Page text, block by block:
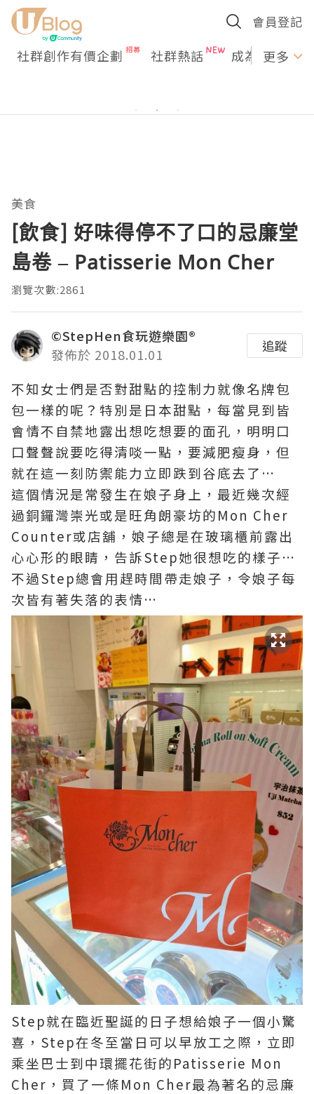
會員登記
社群創作有價企劃 社群熱話 成為U更多
美食
[飲食] 好味得停不了口的忌廉堂
島卷 – Patisserie Mon Cher
瀏覽次數:2861
©StepHen食玩遊樂園®
發佈於 2018.01.01
追蹤
不知女士們是否對甜點的控制力就像名牌包
包一樣的呢？特別是日本甜點，每當見到皆
會情不自禁地露出想吃想要的面孔，明明口
口聲聲說要吃得清啖一點，要減肥瘦身，但
就在這一刻防禦能力立即跌到谷底去了…
這個情況是常發生在娘子身上，最近幾次經
過銅鑼灣崇光或是旺角朗豪坊的Mon Cher
Counter或店舖，娘子總是在玻璃櫃前露出
心心形的眼睛，告訴Step她很想吃的樣子…
不過Step總會用趕時間帶走娘子，令娘子每
次皆有著失落的表情…
Step就在臨近聖誕的日子想給娘子一個小驚
喜，Step在冬至當日可以早放工之際，立即
乘坐巴士到中環擺花街的Patisserie Mon
Cher，買了一條Mon Cher最為著名的忌廉